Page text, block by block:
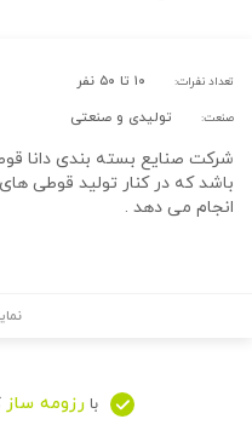
تعداد نفرات: ۱۰ تا ۵۰ نفر
صنعت: تولیدی و صنعتی
شرکت صنایع بسته بندی دانا
باشد که در کنار تولید قوطی
انجام می دهد .
با رزومه ساز